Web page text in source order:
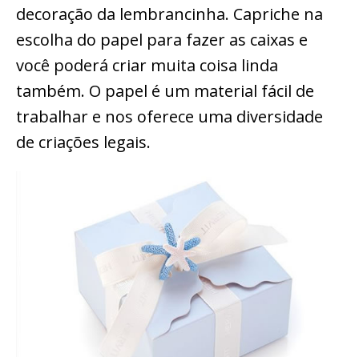
decoração da lembrancinha. Capriche na
escolha do papel para fazer as caixas e
você poderá criar muita coisa linda
também. O papel é um material fácil de
trabalhar e nos oferece uma diversidade
de criações legais.